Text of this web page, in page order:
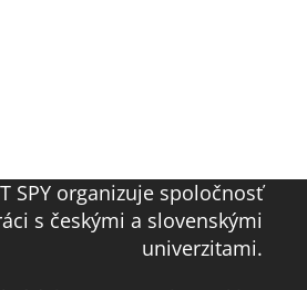
SPY organizuje spoločnosť
s českými a slovenskými
univerzitami.